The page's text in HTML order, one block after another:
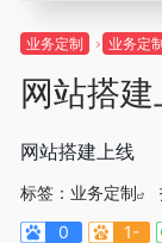
业务定制 业务定
网站搭
网站搭建上线
标签： 业务定制
0
1-